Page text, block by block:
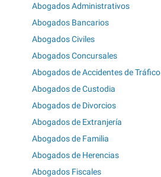
Abogados Administrativos
Abogados Bancarios
Abogados Civiles
Abogados Concursales
Abogados de Accidentes de Tráfico
Abogados de Custodia
Abogados de Divorcios
Abogados de Extranjería
Abogados de Familia
Abogados de Herencias
Abogados Fiscales